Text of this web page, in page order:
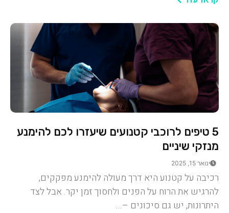
5 טיפים לרוכבי קטנועים שיעזרו לכם להימנע
מנזקי שיניים
ינואר 15, 2025
רכיבה על קטנוע היא דרך מעולה להימנע מפקקים,
להרגיש את הרוח על הפנים ולחסוך זמן יקר. אבל לצד
היתרונות, יש גם סיכונים –...